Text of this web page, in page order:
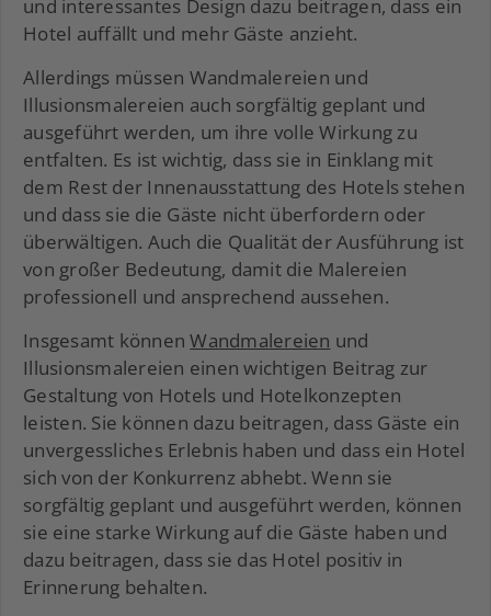
und interessantes Design dazu beitragen, dass ein
Hotel auffällt und mehr Gäste anzieht.
Allerdings müssen Wandmalereien und
Illusionsmalereien auch sorgfältig geplant und
ausgeführt werden, um ihre volle Wirkung zu
entfalten. Es ist wichtig, dass sie in Einklang mit
dem Rest der Innenausstattung des Hotels stehen
und dass sie die Gäste nicht überfordern oder
überwältigen. Auch die Qualität der Ausführung ist
von großer Bedeutung, damit die Malereien
professionell und ansprechend aussehen.
Insgesamt könnenWandmalereien und
Illusionsmalereien einen wichtigen Beitrag zur
Gestaltung von Hotels und Hotelkonzepten
leisten. Sie können dazu beitragen, dass Gäste ein
unvergessliches Erlebnis haben und dass ein Hotel
sich von der Konkurrenz abhebt. Wenn sie
sorgfältig geplant und ausgeführt werden, können
sie eine starke Wirkung auf die Gäste haben und
dazu beitragen, dass sie das Hotel positiv in
Erinnerung behalten.